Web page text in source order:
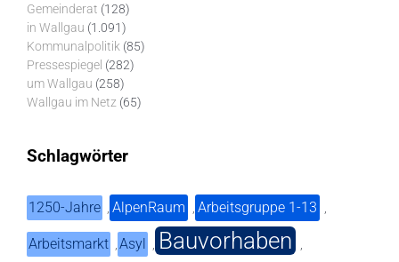
Gemeinderat (128)
in Wallgau (1.091)
Kommunalpolitik (85)
Pressespiegel (282)
um Wallgau (258)
Wallgau im Netz (65)
Schlagwörter
1250-Jahre , AlpenRaum , Arbeitsgruppe 1-13 ,
Arbeitsmarkt ,Asyl , Bauvorhaben ,